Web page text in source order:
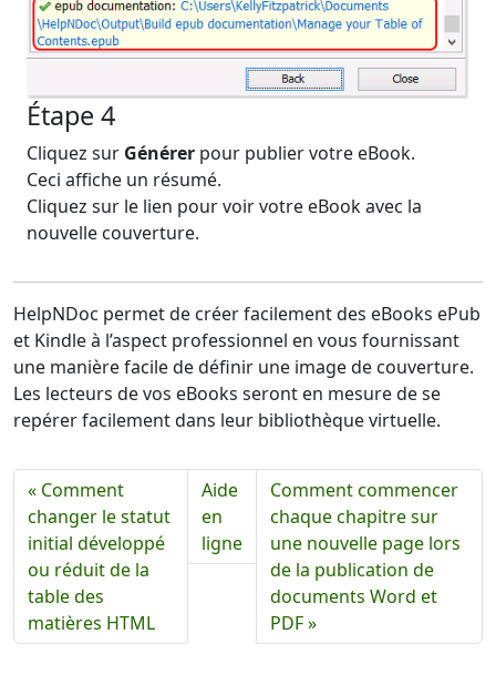
Étape 4
Cliquez sur Générer pour publier votre eBook.
Ceci affiche un résumé.
Cliquez sur le lien pour voir votre eBook avec la
nouvelle couverture.
HelpNDoc permet de créer facilement des eBooks ePub
et Kindle à l’aspect professionnel en vous fournissant
une manière facile de définir une image de couverture.
Les lecteurs de vos eBooks seront en mesure de se
repérer facilement dans leur bibliothèque virtuelle.
« Comment
changer le statut
initial développé
ou réduit de la
table des
matières HTML
Aide
en
ligne
Comment commencer
chaque chapitre sur
une nouvelle page lors
de la publication de
documents Word et
PDF »